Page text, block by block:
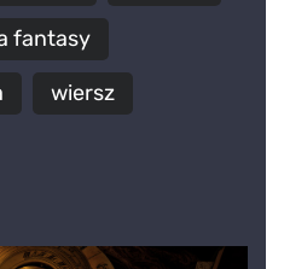
fantasy
wiersz